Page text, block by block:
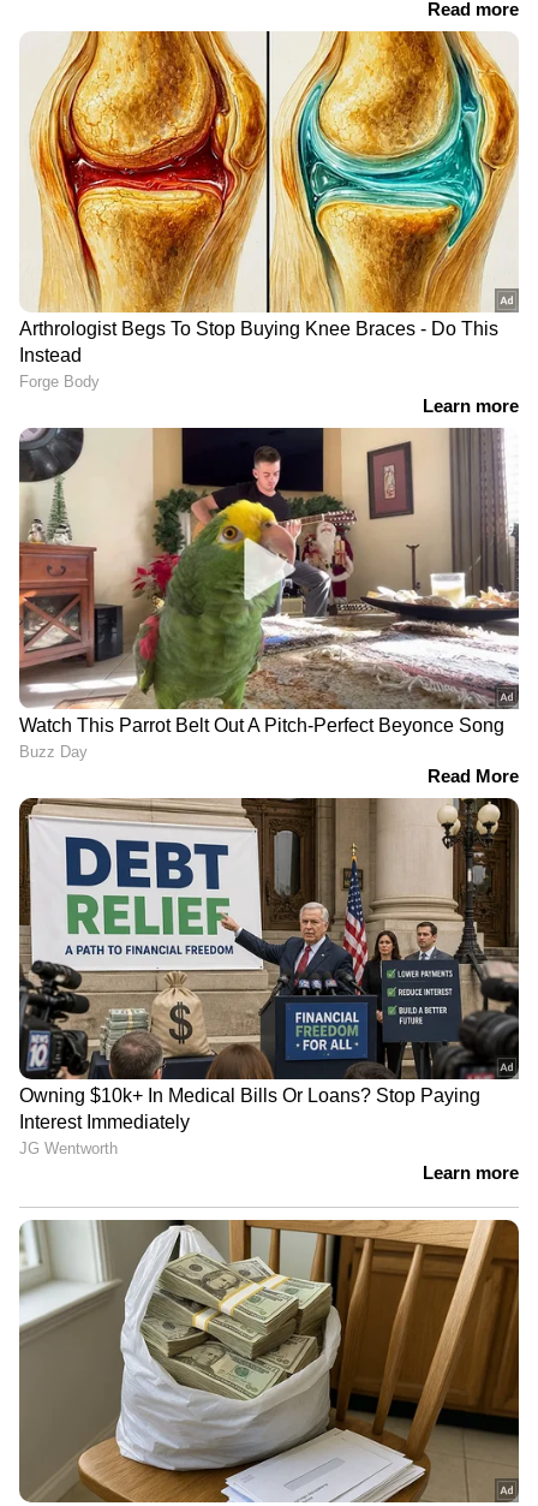
ആത്മഹത്യയെന്ന്
പൊലീസ്, അന്വേഷണം
ജന്തർ മന്തർ എന്തുകൊണ്ട്
അടച്ചുപൂട്ടുന്നില്ലെന്ന് ചോദ്യവുമായി
ദില്ലി ഹൈക്കോടതി
മോഹൻ ലാലിന് വിസ കിട്ടിയില്ല;
ഇന്നത്തെ സിഡ്നി ഷോ മാറ്റി വെച്ചു,
ക്ഷമ ചോദിച്ച് മോഹൻലാൽ